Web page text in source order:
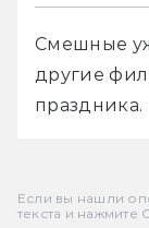
Смешные
другие
праздника.
Если вы нашли
текста и нажмите